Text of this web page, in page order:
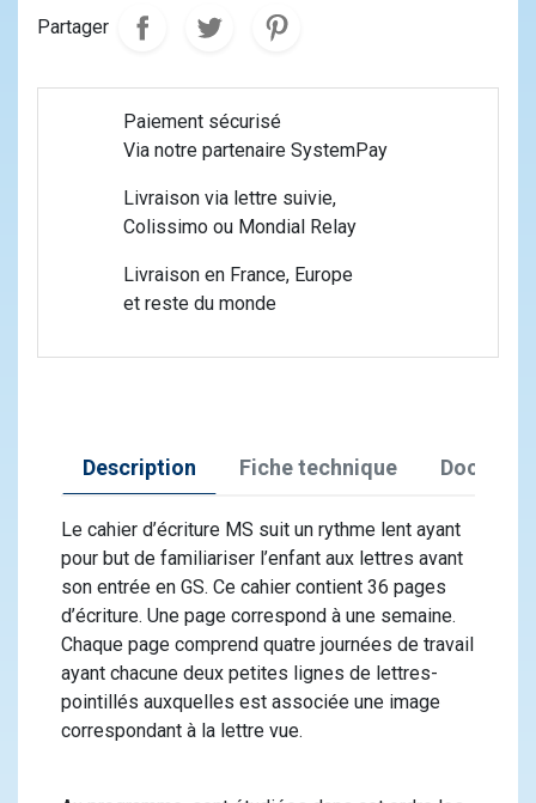
Partager
Paiement sécurisé
Via notre partenaire SystemPay
Livraison via lettre suivie,
Colissimo ou Mondial Relay
Livraison en France, Europe
et reste du monde
Description Fiche technique
Le cahier d’écriture MS suit un rythme lent ayant
pour but de familiariser l’enfant aux lettres avant
son entrée en GS. Ce cahier contient 36 pages
d’écriture. Une page correspond à une semaine.
Chaque page comprend quatre journées de travail
ayant chacune deux petites lignes de lettres-
pointillés auxquelles est associée une image
correspondant à la lettre vue.